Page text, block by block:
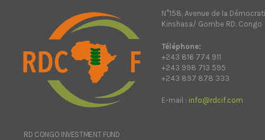
RD CONGO INVESTMENT FUND
N°158, Avenue de la
Kinshasa/ Gombe RD. Congo
Téléphone:
+243 816 774 911
+243 998 713 595
+243 897 878 333
E-mail : info@rdcif.com